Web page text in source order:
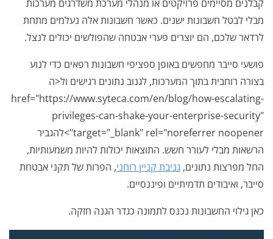
קבלנים מסיימים פרויקטים או מנהלי מערכת משדרגים מערכות
מבלי לבטל חשבונות ישנים. כאשר חשבונות אלה נעלמים מתחת
לרדאר שלכם, הם יוצרים פערי אבטחה שהפולשים יכולים לנצל.
פושעי סייבר מחפשים באופן ספציפי חשבונות רפאים כדי לנוע
בצורה רוחבית בתוך המערכות, לגנוב נתונים רגישים ול<ה
href="https://www.syteca.com/en/blog/how-escalating-
privileges-can-shake-your-enterprise-security"
target="_blank" rel="noreferrer noopener">להגביר
הרשאות מבלי לעורר חשש. התוצאות יכולות להיות משמעותיות,
החל מפרצות נתונים, גניבת קניין רוחני, הפרות של תקני אבטחת
סייבר, ואיבודים תדמיתיים ופיננסיים.
כאן גילוי החשבונות נכנס לתמונה כגדר הגנה חזקה.